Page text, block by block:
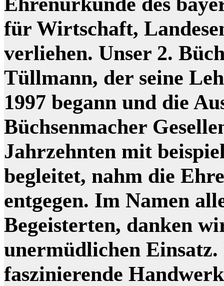
für Wirtschaft,
verliehen. Unser 2.
Tüllmann, der seine
1997 begann und die
Büchsenmacher
Jahrzehnten mit
begleitet, nahm die
entgegen. Im Namen
Begeisterten, danken
unermüdlichen Einsatz.
faszinierende